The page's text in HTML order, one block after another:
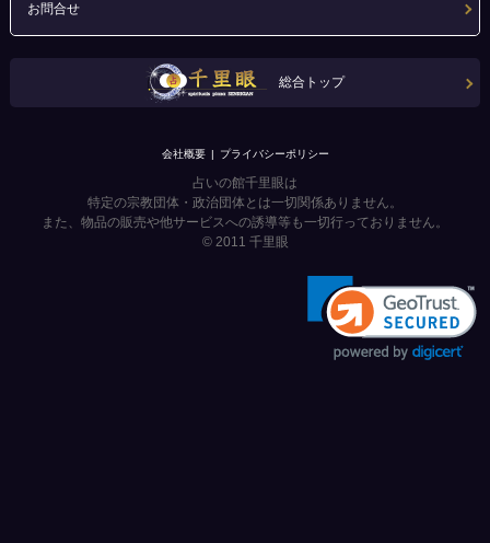
お問合せ
総合トップ
会社概要 プライバシーポリシー
占いの館千里眼は
特定の宗教団体・政治団体とは一切関係ありません。
また、物品の販売や他サービスへの誘導等も一切行っておりません。
© 2011 千里眼